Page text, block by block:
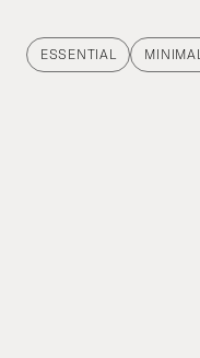
ESSENTIAL MINIMAL